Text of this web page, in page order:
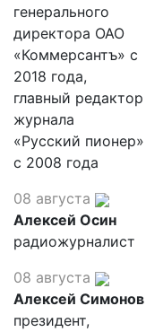
генерального
директора ОАО
«Коммерсантъ» с
2018 года,
главный редактор
журнала
«Русский пионер»
с 2008 года
08 августа
Алексей Осин
радиожурналист
08 августа
Алексей Симонов
президент,